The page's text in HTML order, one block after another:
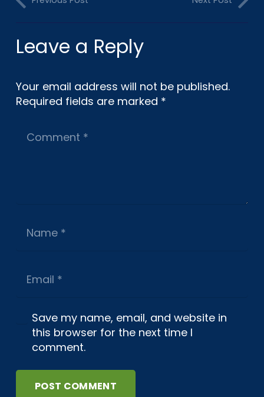
Leave a Reply
Your email address will not be published.
Required fields are marked *
Save my name, email, and website in
this browser for the next time I
comment.
POST COMMENT